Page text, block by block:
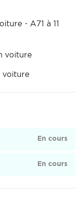
- A71 à 11
voiture
voiture
En cours
En cours